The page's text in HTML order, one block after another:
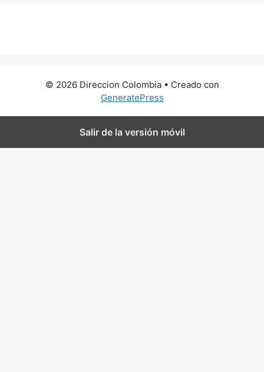
© 2026 Direccion Colombia• Creado con
GeneratePress
Salir de la versión móvil